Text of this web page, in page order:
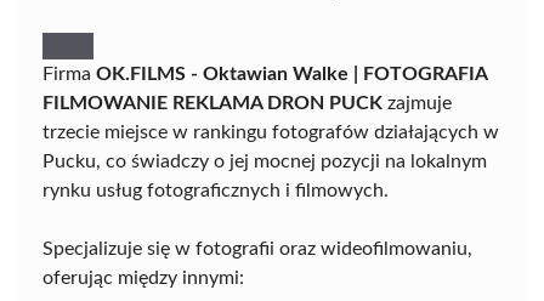
Firma OK.FILMS - Oktawian Walke | FOTOGRAFIA
FILMOWANIE REKLAMA DRON PUCK zajmuje
trzecie miejsce w rankingu fotografów działających w
Pucku, co świadczy o jej mocnej pozycji na lokalnym
rynku usług fotograficznych i filmowych.
Specjalizuje się w fotografii oraz wideofilmowaniu,
oferując między innymi: